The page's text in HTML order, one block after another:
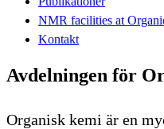
NMR facilities at
Kontakt
Avdelningen för
Organisk kemi är en